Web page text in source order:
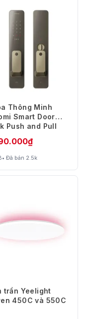
Thông Minh
Smart Door
Push and Pull
₫
• Đã bán 2.5k
trần Yeelight
450C và 550C